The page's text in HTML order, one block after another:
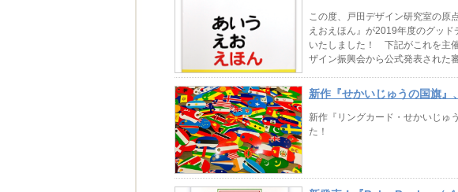
ザイン賞、受賞！
この度、戸田デザイン研究室の原
えおえほん』が2019年度のグッ
いたしました！ 下記がこれを主
ザイン振興会から公式発表された
新作『せかいじゅうの国旗』
新作『リングカード・せかいじゅ
た！